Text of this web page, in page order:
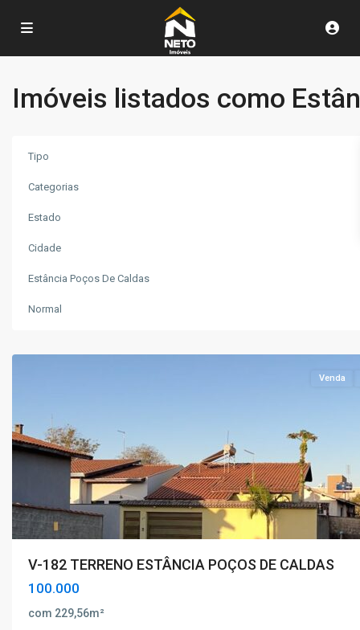
Imóveis listados como
Tipo
Categorias
Estado
Cidade
Estância Poços De Caldas
Normal
Poços
Caldas,
Venda
V-182 TERRENO ESTÂNCIA POÇOS DE CALDAS
100.000
com 229,56m²
Estância
Poços